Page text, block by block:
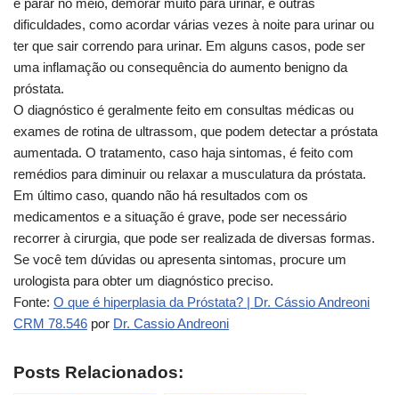
e parar no meio, demorar muito para urinar, e outras
dificuldades, como acordar várias vezes à noite para urinar ou
ter que sair correndo para urinar. Em alguns casos, pode ser
uma inflamação ou consequência do aumento benigno da
próstata.
O diagnóstico é geralmente feito em consultas médicas ou
exames de rotina de ultrassom, que podem detectar a próstata
aumentada. O tratamento, caso haja sintomas, é feito com
remédios para diminuir ou relaxar a musculatura da próstata.
Em último caso, quando não há resultados com os
medicamentos e a situação é grave, pode ser necessário
recorrer à cirurgia, que pode ser realizada de diversas formas.
Se você tem dúvidas ou apresenta sintomas, procure um
urologista para obter um diagnóstico preciso.
Fonte: O que é hiperplasia da Próstata? | Dr. Cássio Andreoni
CRM 78.546 por Dr. Cassio Andreoni
Posts Relacionados: